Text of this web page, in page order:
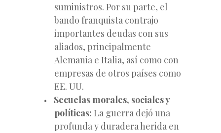
suministros. Por su parte, el
bando franquista contrajo
importantes deudas con sus
aliados, principalmente
Alemania e Italia, así como con
empresas de otros países como
EE. UU.
Secuelas morales, sociales y
políticas: La guerra dejó una
profunda y duradera herida en